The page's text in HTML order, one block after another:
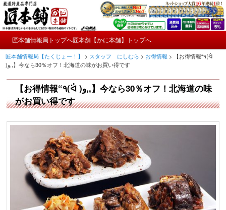
メ
イ
ン
ン
テ
ン
匠本舗情報局【たくじょー！】
かにやおせちについてのおもしろ情報や興味深い記事をお届けします。
ン
メ
メ
イ
ン
コ
匠本舗情報局トップへ匠本舗【かに本舗】トップへ
匠本舗情報局【たくじょー！】 > スタッフ にしむら > お得情報 >
【お得情報“٩(ᐛ
)و,,】今なら30％オフ！北海道の味がお買い得です
【お得情報“٩(ᐛ )و,,】今なら30％オフ！北海道の味
がお買い得です